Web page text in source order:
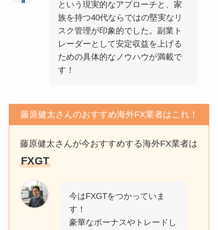
という現実的なアプローチと、家
族を持つ40代ならではの堅実なリ
スク管理が印象的でした。副業ト
レーダーとして安定収益を上げる
ための具体的なノウハウが満載で
す！
藤原健太さんのおすすめ海外FX業者はこれ！
藤原健太さんが今おすすめする海外FX業者は
FXGT
今はFXGTをつかっていま
す！
豪華なボーナスやトレードし